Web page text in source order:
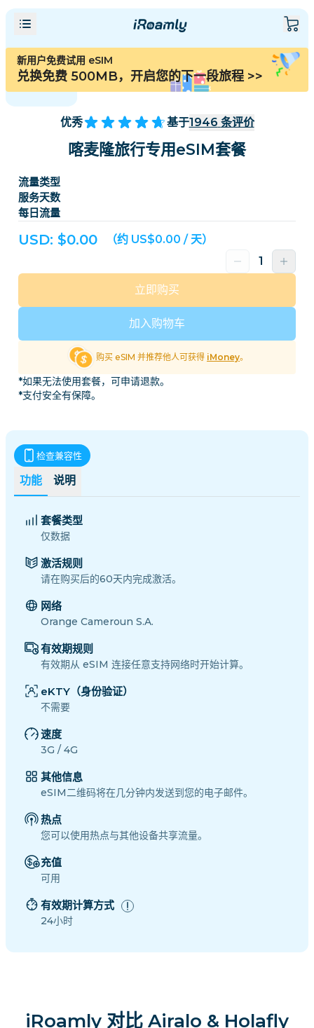
新用户免费试用 eSIM
兑换免费 500MB，开启您的下一段旅程 >>
优秀 基于1946 条评价
喀麦隆旅行专用eSIM套餐
流量类型
服务天数
每日流量
USD: $0.00 （约 US$0.00 / 天）
加入购物车
立即购买
购买 eSIM 并推荐他人可获得 iMoney。
*如果无法使用套餐，可申请退款。
*支付安全有保障。
功能 说明
检查兼容性
套餐类型
仅数据
激活规则
请在购买后的60天内完成激活。
网络
Orange Cameroun S.A.
有效期规则
有效期从 eSIM 连接任意支持网络时开始计算。
eKTY（身份验证）
不需要
速度
3G / 4G
其他信息
eSIM二维码将在几分钟内发送到您的电子邮件。
热点
您可以使用热点与其他设备共享流量。
充值
可用
有效期计算方式
24小时
iRoamly 对比 Airalo & Holafly